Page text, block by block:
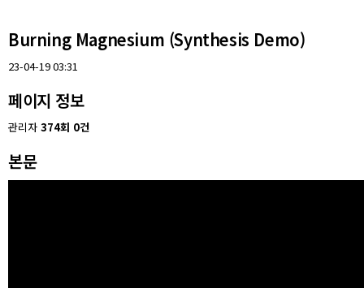
Burning Magnesium (Synthesis Demo)
23-04-19 03:31
페이지 정보
관리자 374회 0건
본문